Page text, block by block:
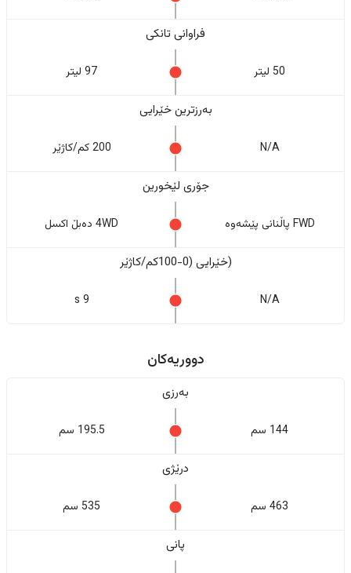
فراوانی تانکی
50 لیتر 97 لیتر
بەرزترین خێرایی
N/A 200 کم/کاژێر
جۆری لێخورین
FWD پاڵنانی پێشەوە 4WD دەبڵ اکسل
(خێرایی (0-100کم/کاژێر
N/A
9 s
دووریەکان
بەرزی
144 سم 195.5 سم
درێژی
463 سم 535 سم
پانی